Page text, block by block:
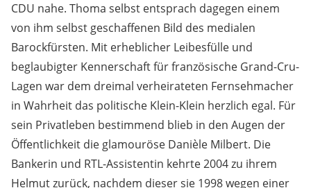
CDU nahe. Thoma selbst entsprach dagegen einem
von ihm selbst geschaffenen Bild des medialen
Barockfürsten. Mit erheblicher Leibesfülle und
beglaubigter Kennerschaft für französische Grand-Cru-
Lagen war dem dreimal verheirateten Fernsehmacher
in Wahrheit das politische Klein-Klein herzlich egal. Für
sein Privatleben bestimmend blieb in den Augen der
Öffentlichkeit die glamouröse Danièle Milbert. Die
Bankerin und RTL-Assistentin kehrte 2004 zu ihrem
Helmut zurück, nachdem dieser sie 1998 wegen einer